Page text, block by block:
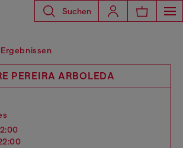
Suchen
PEREIRA ARBOLEDA